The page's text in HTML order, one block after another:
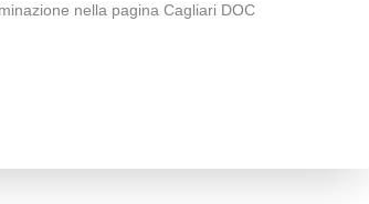
nella pagina Cagliari DOC